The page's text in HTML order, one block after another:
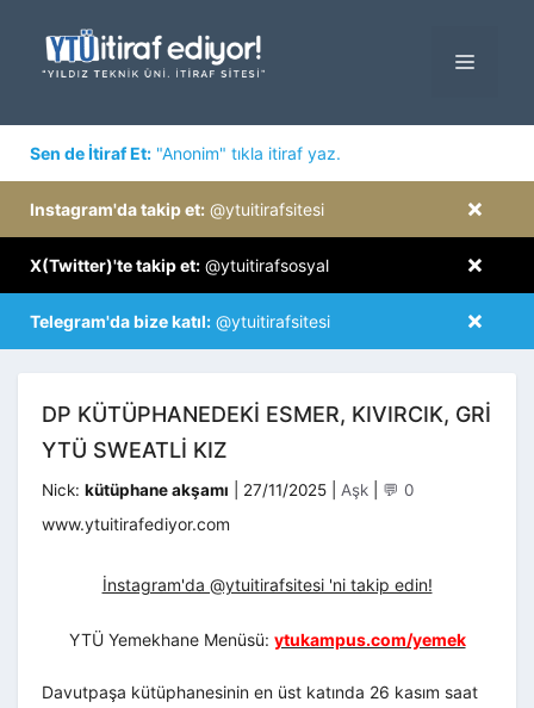
MENÜ
Sen de İtiraf Et: "Anonim" tıkla itiraf yaz.
×
Instagram'da takip et: @ytuitirafsitesi
×
X(Twitter)'te takip et: @ytuitirafsosyal
×
Telegram'da bize katıl: @ytuitirafsitesi
DP KÜTÜPHANEDEKI ESMER, KIVIRCIK, GRI
YTÜ SWEATLI KIZ
Nick: kütüphane akşamı 27/11/2025 Kategoriler
Aşk 💬 0
www.ytuitirafediyor.com
İnstagram'da @ytuitirafsitesi 'ni takip edin!
YTÜ Yemekhane Menüsü: ytukampus.com/yemek
Davutpaşa kütüphanesinin en üst katında 26 kasım saat